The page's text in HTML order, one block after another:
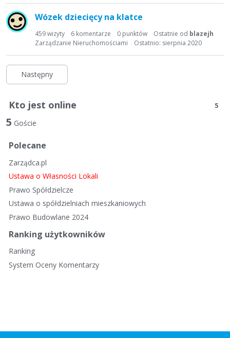
Wózek dziecięcy na klatce
459wizyty 6 komentarze 0 punktów Ostatnie od blazejh
Ostatnio: sierpnia 2020
Zarządzanie Nieruchomościami
Następny
Kto jest online 5
5 Goście
Polecane
Zarządca.pl
Ustawa o Własności Lokali
Prawo Spółdzielcze
Ustawa o spółdzielniach mieszkaniowych
Prawo Budowlane 2024
Ranking użytkowników
Ranking
System Oceny Komentarzy